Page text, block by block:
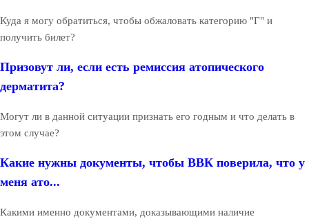
Куда я могу обратиться, чтобы обжаловать категорию "Г" и
получить билет?
Призовут ли, если есть ремиссия атопического
дерматита?
Могут ли в данной ситуации признать его годным и что делать в
этом случае?
Какие нужны документы, чтобы ВВК поверила, что у
меня ато...
Какими именно документами, доказывающими наличие